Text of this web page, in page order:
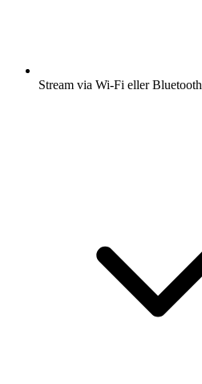
Stream via Wi-Fi eller Bluetooth